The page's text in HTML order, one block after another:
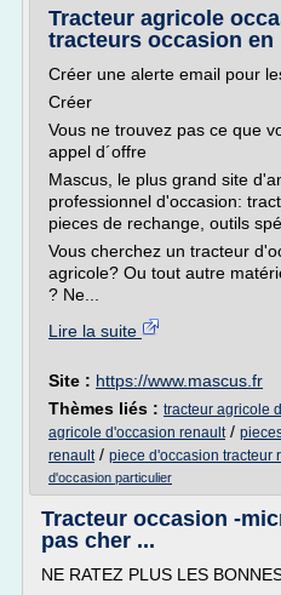
Tracteur agricole
tracteurs occasion en
Créer une alerte email pour
Créer
Vous ne trouvez pas ce que
appel d´offre
Mascus, le plus grand site
professionnel d'occasion:
pieces de rechange, outils
Vous cherchez un tracteur
agricole? Ou tout autre
? Ne...
Lire la suite
Site : https://www.mascus.fr
Thèmes liés : tracteur agricole
agricole d'occasion renault/
renault/ piece d'occasion tracteur
d'occasion particulier
Tracteur occasion -
pas cher ...
NE RATEZ PLUS LES